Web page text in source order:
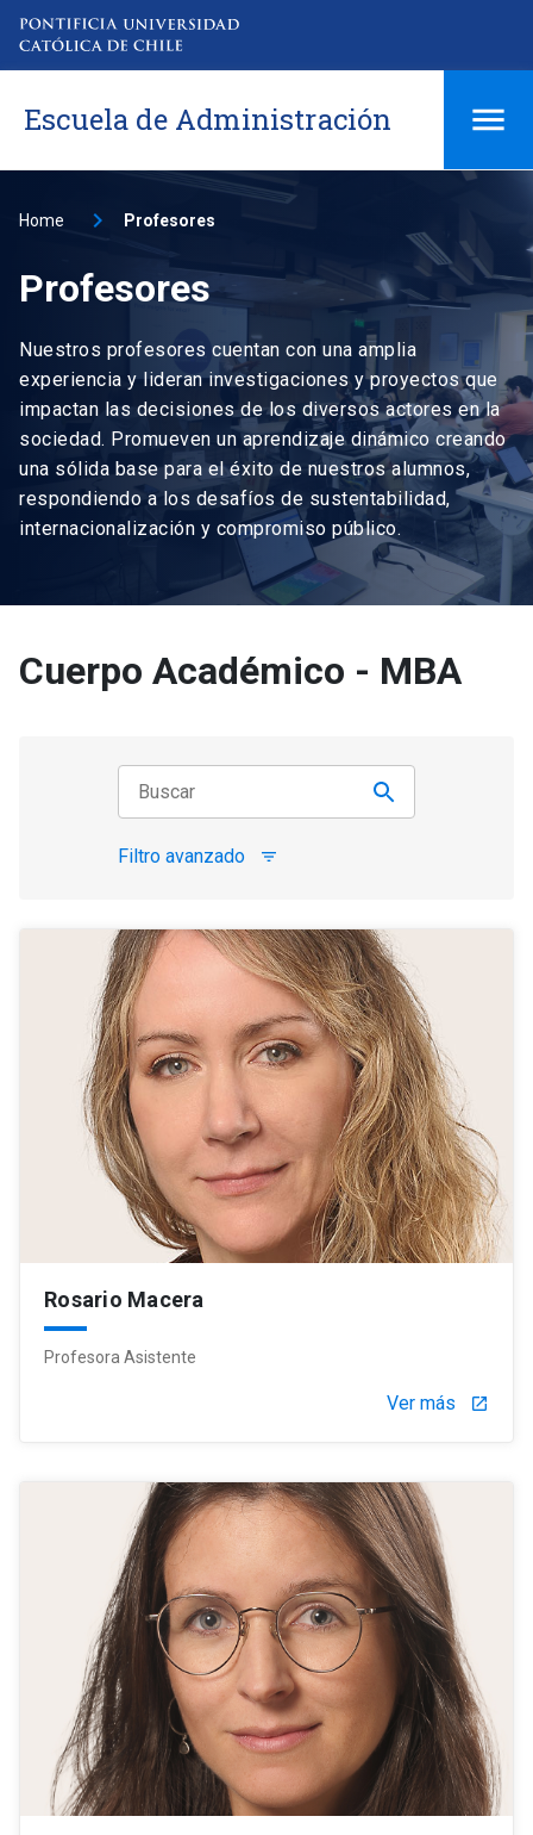
Escuela de Administración
Home Profesores
Profesores
Nuestros profesores cuentan con una amplia
experiencia y lideran investigaciones y proyectos que
impactan las decisiones de los diversos actores en la
sociedad. Promueven un aprendizaje dinámico creando
una sólida base para el éxito de nuestros alumnos,
respondiendo a los desafíos de sustentabilidad,
internacionalización y compromiso público.
Cuerpo Académico - MBA
Filtro avanzado filter_list
Rosario Macera
Profesora Asistente
Ver más launch